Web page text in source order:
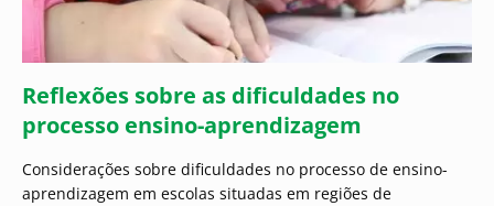
Reflexões sobre as dificuldades no
processo ensino-aprendizagem
Considerações sobre dificuldades no processo de ensino-
aprendizagem em escolas situadas em regiões de